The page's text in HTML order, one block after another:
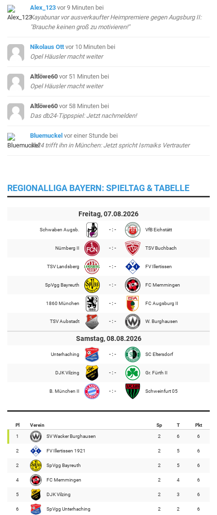
Alex_123 vor 9 Minuten bei
Kayabunar vor ausverkaufter Heimpremiere gegen Augsburg II:
"Brauche keinen groß zu motivieren!"
Nikolaus Ott vor 10 Minuten bei
Opel Häusler macht weiter
Altlöwe60 vor 51 Minuten bei
Opel Häusler macht weiter
Altlöwe60 vor 58 Minuten bei
Das db24-Tippspiel: Jetzt nachmelden!
Bluemuckel vor einer Stunde bei
db24 trifft ihn in München: Jetzt spricht Ismaiks Vertrauter
REGIONALLIGA BAYERN: SPIELTAG & TABELLE
Freitag, 07.08.2026
Schwaben Augsb. - : - VfB Eichstätt
Nürnberg II - : - TSV Buchbach
TSV Landsberg - : - FV Illertissen
SpVgg Bayreuth - : - FC Memmingen
1860 München - : - FC Augsburg II
TSV Aubstadt - : - W. Burghausen
Samstag, 08.08.2026
Unterhaching - : - SC Eltersdorf
DJK Vilzing - : - Gr. Fürth II
B. München II - : - Schweinfurt 05
Pl Verein Sp T Pkt
1 SV Wacker Burghausen 2 6 6
2 FV Illertissen 1921 2 5 6
2 SpVgg Bayreuth 2 5 6
4 FC Memmingen 2 4 6
5 DJK Vilzing 2 3 6
6 SpVgg Unterhaching 2 2 6